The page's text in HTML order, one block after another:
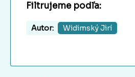
Filtrujeme podľa:
Autor: Widimský Jirí